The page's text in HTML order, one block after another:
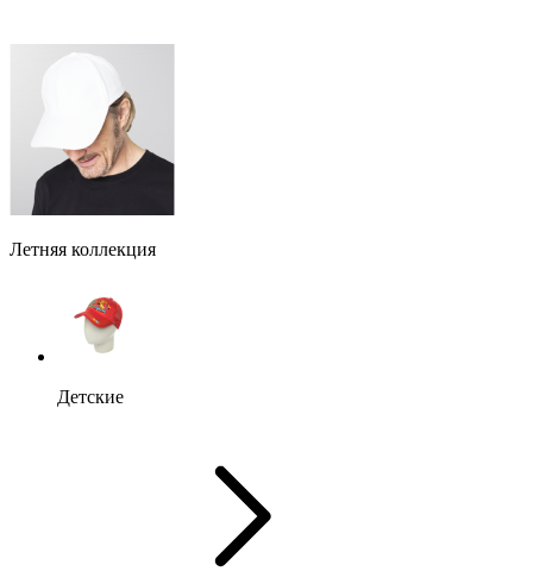
Летняя коллекция
Детские